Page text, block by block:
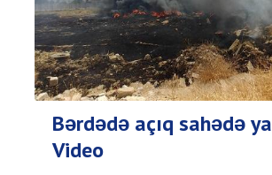
Bərdədə açıq sahədə
Video